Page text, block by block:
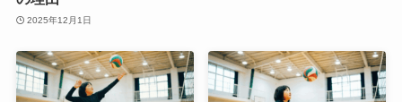
2025年12月1日